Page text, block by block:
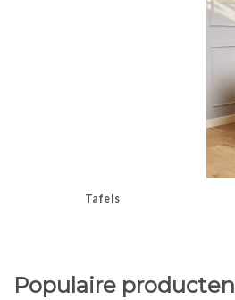
Tafels
Populaire producten